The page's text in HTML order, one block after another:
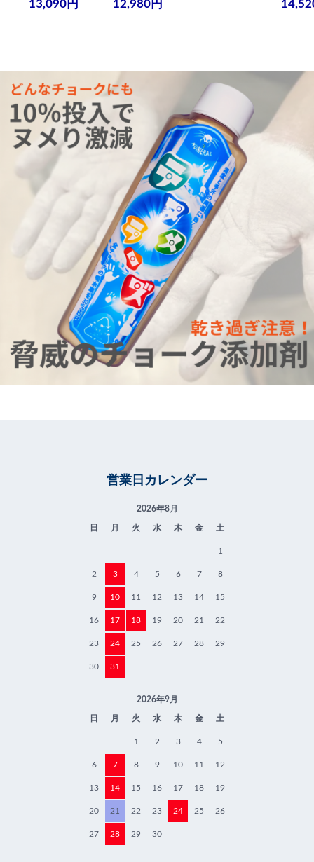
13,090円 12,980円
営業日カレンダー
2026年8月
日 月 火 水 木 金 土
1
2 3 4 5 6 7 8
9 10 11 12 13 14 15
16 17 18 19 20 21 22
23 24 25 26 27 28 29
30 31
2026年9月
日 月 火 水 木 金 土
1 2 3 4 5
6 7 8 9 10 11 12
13 14 15 16 17 18 19
20 21 22 23 24 25 26
27 28 29 30